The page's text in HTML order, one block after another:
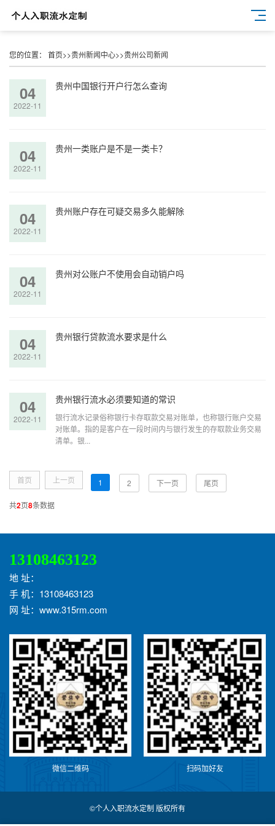
您的位置： 首页>>贵州新闻中心>>贵州公司新闻
04
2022-11
贵州中国银行开户行怎么查询
04
2022-11
贵州一类账户是不是一类卡？
04
2022-11
贵州账户存在可疑交易多久能解除
04
2022-11
贵州对公账户不使用会自动销户吗
04
2022-11
贵州银行贷款流水要求是什么
04
2022-11
贵州银行流水必须要知道的常识
银行流水记录俗称银行卡存取款交易对账单，也称银行账户交易
对账单。指的是客户在一段时间内与银行发生的存取款业务交易
清单。银...
首页 上一页 1 2 下一页 尾页
共2页8条数据
13108463123
地 址：
手 机：13108463123
网 址：www.315rm.com
微信二维码 扫码加好友
©个人入职流水定制 版权所有